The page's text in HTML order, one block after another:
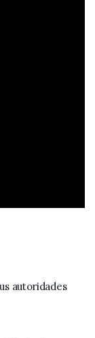
autoridades